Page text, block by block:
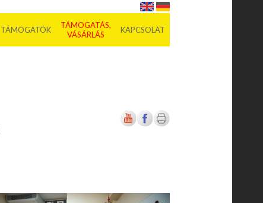
TÁMOGATÓK
TÁMOGATÁS,
VÁSÁRLÁS
KAPCSOLAT